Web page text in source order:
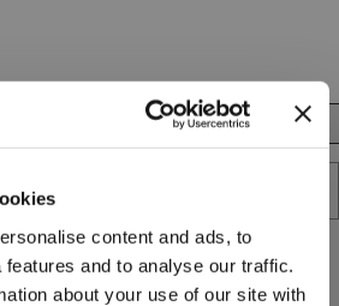
content and ads, to
and to analyse our traffic.
about your use of our site with
XL XXL
TOEVOEGEN
een perfecte pasvorm